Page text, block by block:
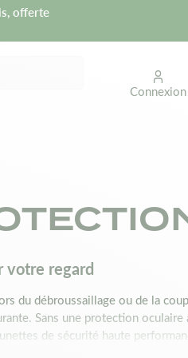
offerte
Connexion
votre regard
du débroussaillage ou de la
Sans une protection oculaire
de sécurité haute